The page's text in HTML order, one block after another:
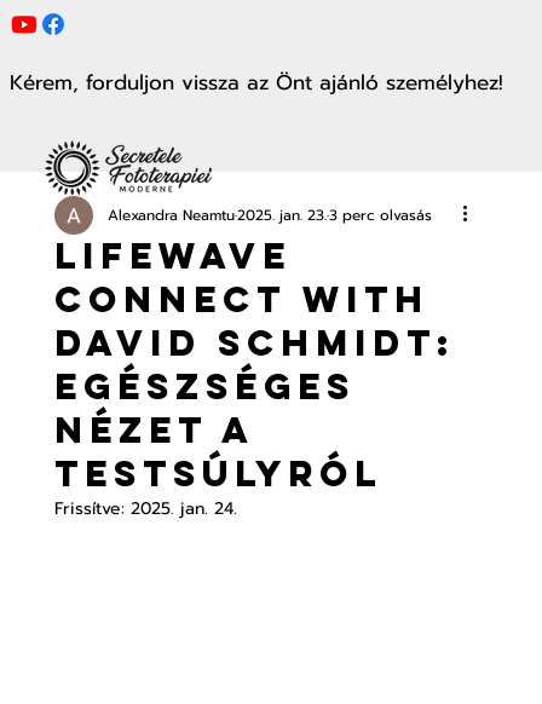
Kérem, forduljon vissza az Önt ajánló személyhez!
Lifewave
connect with
David Schmidt:
Egészséges
nézet a
testsúlyról
Alexandra Neamtu2025. jan. 23.3 perc olvasás
Frissítve: 2025. jan. 24.